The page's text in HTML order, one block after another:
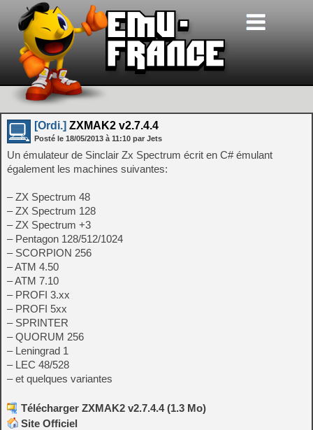
[Ordi.] ZXMAK2 v2.7.4.4
Posté le 18/05/2013 à 11:10 par Jets
Un émulateur de Sinclair Zx Spectrum écrit en C# émulant
également les machines suivantes:
– ZX Spectrum 48
– ZX Spectrum 128
– ZX Spectrum +3
– Pentagon 128/512/1024
– SCORPION 256
– ATM 4.50
– ATM 7.10
– PROFI 3.xx
– PROFI 5xx
– SPRINTER
– QUORUM 256
– Leningrad 1
– LEC 48/528
– et quelques variantes
Télécharger ZXMAK2 v2.7.4.4 (1.3 Mo)
Site Officiel